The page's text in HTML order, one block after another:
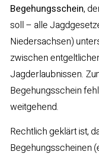
Begehungsschein,
soll – alle
Niedersachsen)
zwischen
Jagderlaubnissen.
Begehungsschein
weitgehend.
Rechtlich geklärt ist,
Begehungsscheinen